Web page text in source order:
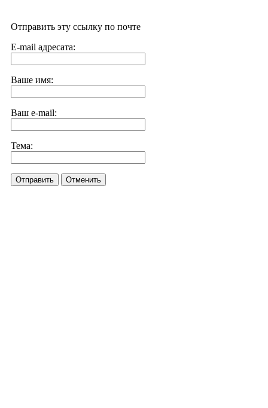
Отправить эту ссылку по почте
E-mail адресата:
Ваше имя:
Ваш e-mail:
Тема:
Отправить Отменить